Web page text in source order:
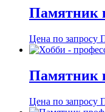
Памятник
Цена по запросу
Памятник
Цена по запросу